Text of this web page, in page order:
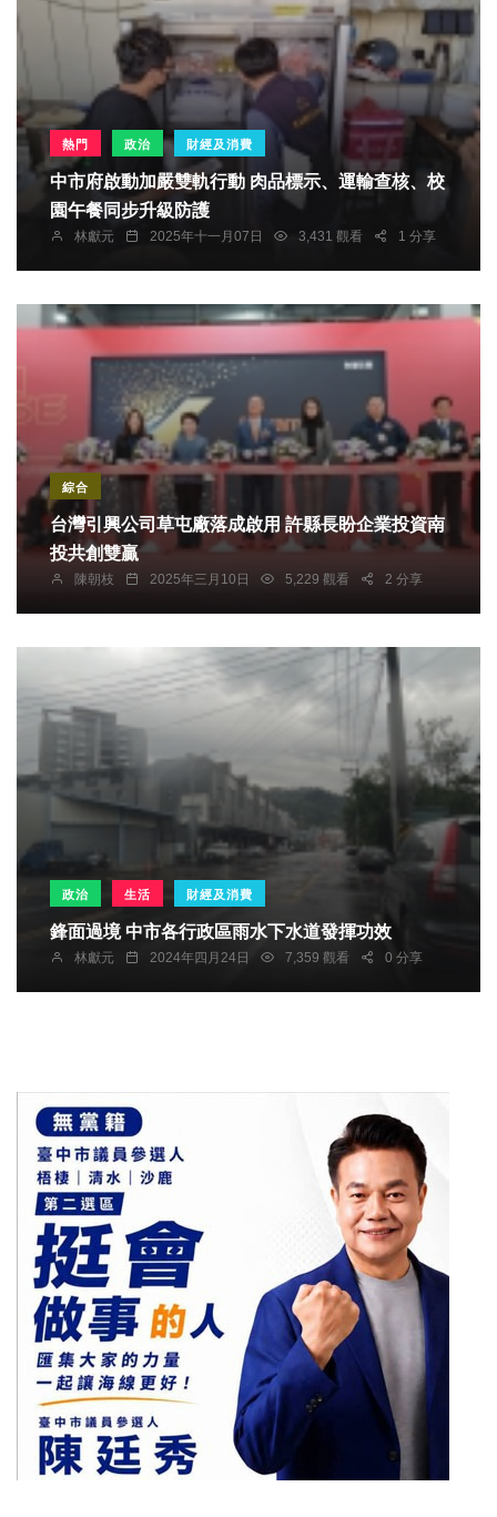
熱門 政治 財經及消費
中市府啟動加嚴雙軌行動 肉品標示、運輸查核、校
園午餐同步升級防護
林獻元 2025年十一月07日 3,431 觀看 1 分享
綜合
台灣引興公司草屯廠落成啟用 許縣長盼企業投資南
投共創雙贏
陳朝枝 2025年三月10日 5,229 觀看 2 分享
政治 生活 財經及消費
鋒面過境 中市各行政區雨水下水道發揮功效
林獻元 2024年四月24日 7,359 觀看 0 分享